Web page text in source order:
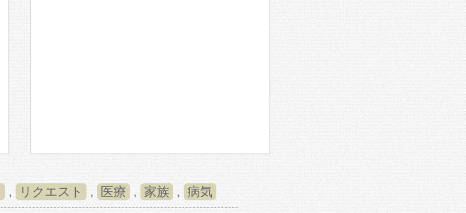
, リクエスト , 医療 , 家族 , 病気